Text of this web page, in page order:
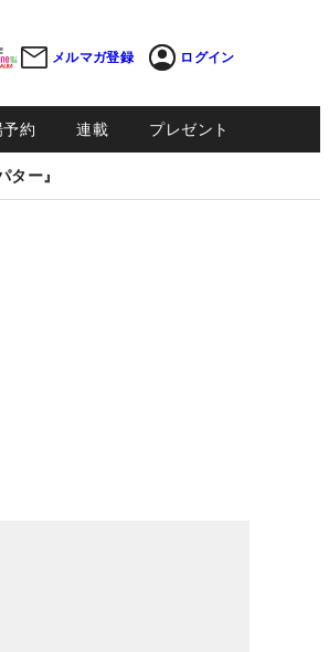
メルマガ登録 ログイン
予約 連載 プレゼント
ー』